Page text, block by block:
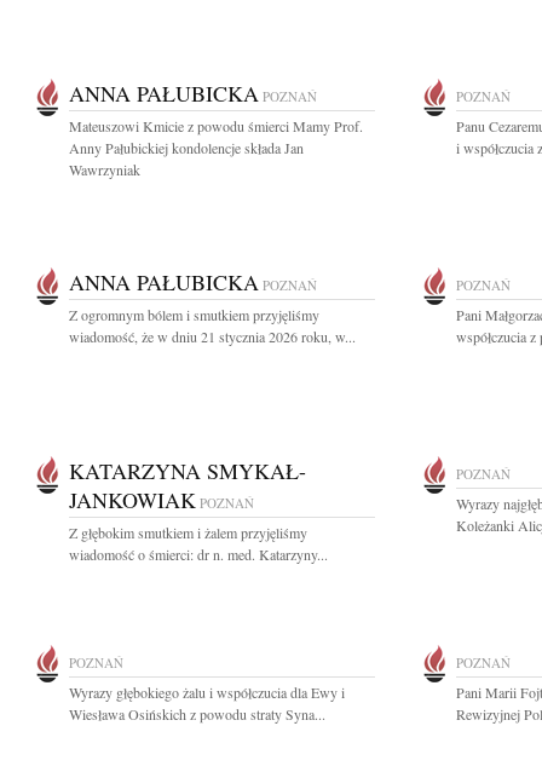
ANNA PAŁUBICKA POZNAŃ
Mateuszowi Kmicie z powodu śmierci Mamy Prof.
Anny Pałubickiej kondolencje składa Jan
Wawrzyniak
POZNAŃ
Panu
i współczucia
ANNA PAŁUBICKA POZNAŃ
Z ogromnym bólem i smutkiem przyjęliśmy
wiadomość, że w dniu 21 stycznia 2026 roku, w...
POZNAŃ
Pani
współczucia
KATARZYNA SMYKAŁ-
JANKOWIAK POZNAŃ
Z głębokim smutkiem i żalem przyjęliśmy
wiadomość o śmierci: dr n. med. Katarzyny...
POZNAŃ
Wyrazy
Koleżanki
POZNAŃ
Wyrazy głębokiego żalu i współczucia dla Ewy i
Wiesława Osińskich z powodu straty Syna...
POZNAŃ
Pani Marii
Rewizyjnej